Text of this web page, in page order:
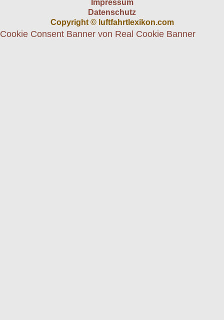
Impressum
Datenschutz
Copyright © luftfahrtlexikon.com
Cookie Consent Banner von Real Cookie Banner